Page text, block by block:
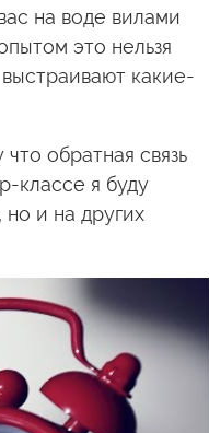
на воде вилами
это нельзя
какие-
обратная связь
классе я буду
но и на других